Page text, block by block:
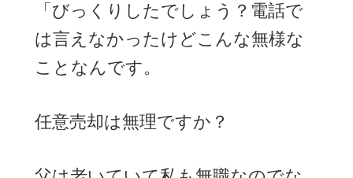
「びっくりしたでしょう？電話で
は言えなかったけどこんな無様な
ことなんです。
任意売却は無理ですか？